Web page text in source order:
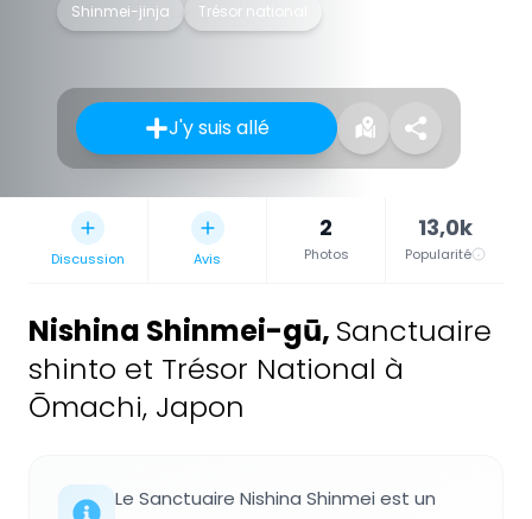
Shinmei-jinja Trésor national
J'y suis allé
Discussion Avis
2
Photos
13,0k
Popularité
Nishina Shinmei-gū, Sanctuaire
shinto et Trésor National à
Ōmachi, Japon
Le Sanctuaire Nishina Shinmei est un